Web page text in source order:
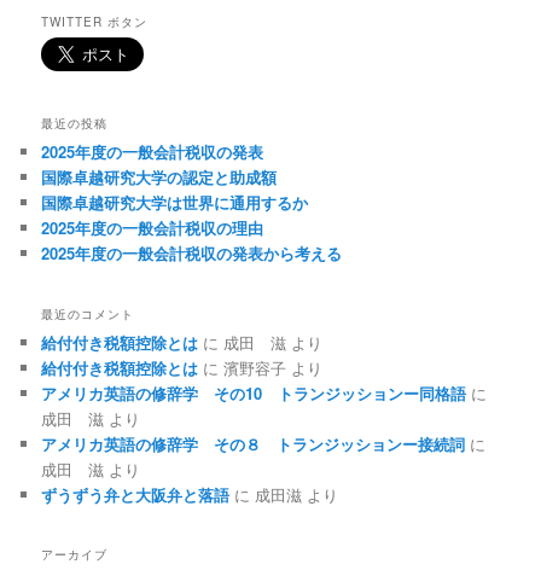
TWITTER ボタン
最近の投稿
2025年度の一般会計税収の発表
国際卓越研究大学の認定と助成額
国際卓越研究大学は世界に通用するか
2025年度の一般会計税収の理由
2025年度の一般会計税収の発表から考える
最近のコメント
給付付き税額控除とは に 成田 滋 より
給付付き税額控除とは に濱野容子 より
アメリカ英語の修辞学 その10 トランジッションー同格語に
成田 滋 より
アメリカ英語の修辞学 その８ トランジッションー接続詞 に
成田 滋 より
ずうずう弁と大阪弁と落語に 成田滋 より
アーカイブ